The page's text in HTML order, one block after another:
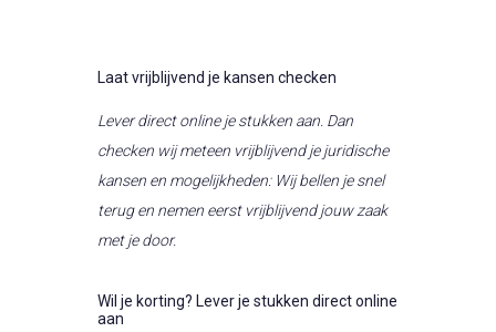
Laat vrijblijvend je kansen checken
Lever direct online je stukken aan. Dan
checken wij meteen vrijblijvend je juridische
kansen en mogelijkheden: Wij bellen je snel
terug en nemen eerst vrijblijvend jouw zaak
met je door.
Wil je korting? Lever je stukken direct online
aan